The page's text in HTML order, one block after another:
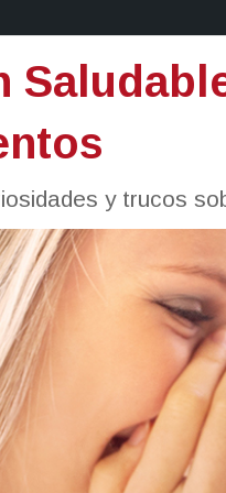
y trucos